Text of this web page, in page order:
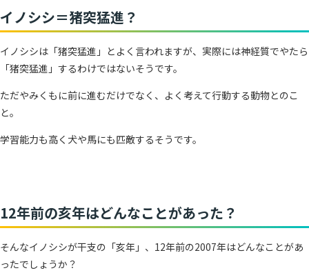
イノシシ＝猪突猛進？
イノシシは「猪突猛進」とよく言われますが、実際には神経質でやたら
「猪突猛進」するわけではないそうです。
ただやみくもに前に進むだけでなく、よく考えて行動する動物とのこ
と。
学習能力も高く犬や馬にも匹敵するそうです。
12年前の亥年はどんなことがあった？
そんなイノシシが干支の「亥年」、12年前の2007年はどんなことがあ
ったでしょうか？